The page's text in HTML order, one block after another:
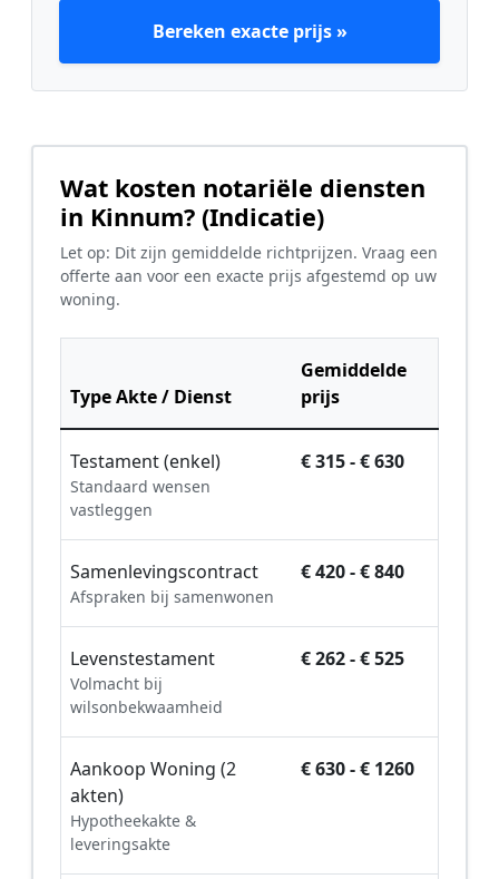
Bereken exacte prijs »
Wat kosten notariële diensten
in Kinnum? (Indicatie)
Let op: Dit zijn gemiddelde richtprijzen. Vraag een
offerte aan voor een exacte prijs afgestemd op uw
woning.
Type Akte / Dienst
Gemiddelde
prijs
Testament (enkel)
Standaard wensen
vastleggen
€ 315 - € 630
Samenlevingscontract
Afspraken bij samenwonen
€ 420 - € 840
Levenstestament
Volmacht bij
wilsonbekwaamheid
€ 262 - € 525
Aankoop Woning (2
akten)
Hypotheekakte &
leveringsakte
€ 630 - € 1260